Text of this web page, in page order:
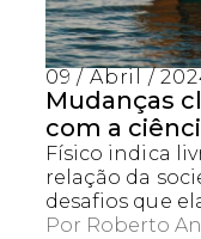
09 / Abril /
Mudanças
com a
Físico indica
relação da
desafios que
Por Roberto